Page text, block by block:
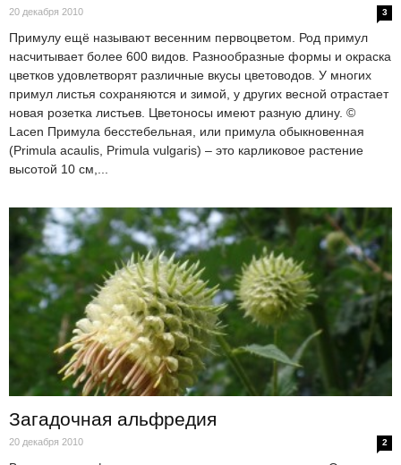
20 декабря 2010 3
Примулу ещё называют весенним первоцветом. Род примул
насчитывает более 600 видов. Разнообразные формы и окраска
цветков удовлетворят различные вкусы цветоводов. У многих
примул листья сохраняются и зимой, у других весной отрастает
новая розетка листьев. Цветоносы имеют разную длину. ©
Lacen Примула бесстебельная, или примула обыкновенная
(Primula acaulis, Primula vulgaris) – это карликовое растение
высотой 10 см,...
Загадочная альфредия
20 декабря 2010 2